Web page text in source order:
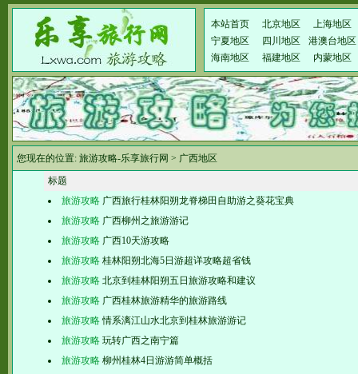
本站首页 北京地区
上海地区
宁夏地区
四川地区
港澳台地区
海南地区
福建地区 内蒙地区
您现在的位置: 旅游攻略-乐享旅行网 > 广西地区
标题
旅游攻略 广西旅行桂林阳朔龙脊梯田自助游之葵花宝典
旅游攻略 广西柳州之旅游游记
旅游攻略 广西10天游攻略
旅游攻略 桂林阳朔北海5日游超详攻略超省钱
旅游攻略 北京到桂林阳朔五日旅游攻略和建议
旅游攻略 广西桂林旅游精华的旅游路线
旅游攻略情系漓江山水北京到桂林旅游游记
旅游攻略 玩转广西之南宁篇
旅游攻略 柳州桂林4日游游简单概括